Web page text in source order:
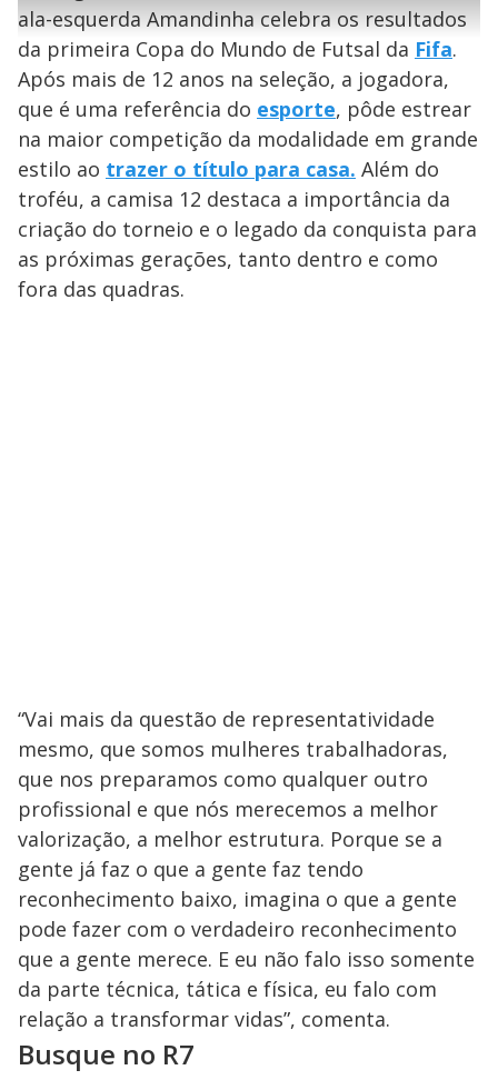
a
y
V
i
g
u
d
o
e
g
s
u
d
a
r
ala-esquerda Amandinha celebra os resultados
da primeira Copa do Mundo de Futsal da Fifa.
Após mais de 12 anos na seleção, a jogadora,
que é uma referência do esporte, pôde estrear
na maior competição da modalidade em grande
estilo ao trazer o título para casa. Além do
troféu, a camisa 12 destaca a importância da
criação do torneio e o legado da conquista para
as próximas gerações, tanto dentro e como
fora das quadras.
“Vai mais da questão de representatividade
mesmo, que somos mulheres trabalhadoras,
que nos preparamos como qualquer outro
profissional e que nós merecemos a melhor
valorização, a melhor estrutura. Porque se a
gente já faz o que a gente faz tendo
reconhecimento baixo, imagina o que a gente
pode fazer com o verdadeiro reconhecimento
que a gente merece. E eu não falo isso somente
da parte técnica, tática e física, eu falo com
relação a transformar vidas”, comenta.
Busque no R7